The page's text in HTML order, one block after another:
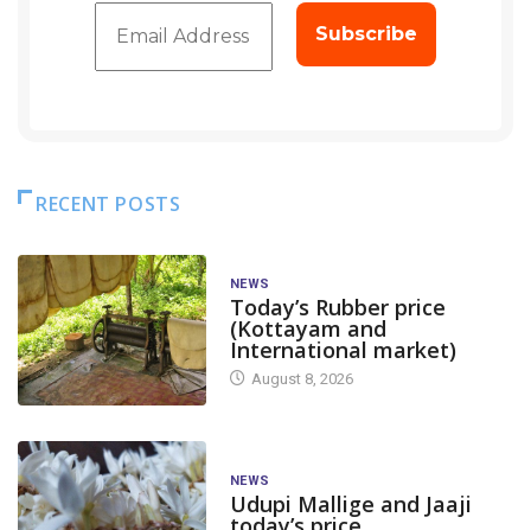
RECENT POSTS
NEWS
Today’s Rubber price
(Kottayam and
International market)
August 8, 2026
NEWS
Udupi Mallige and Jaaji